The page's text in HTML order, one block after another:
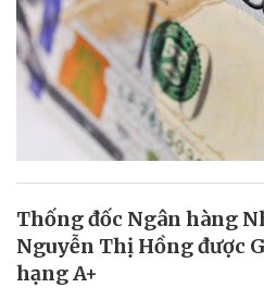
Thống đốc Ngân hàng
Nguyễn Thị Hồng được
hạng A+